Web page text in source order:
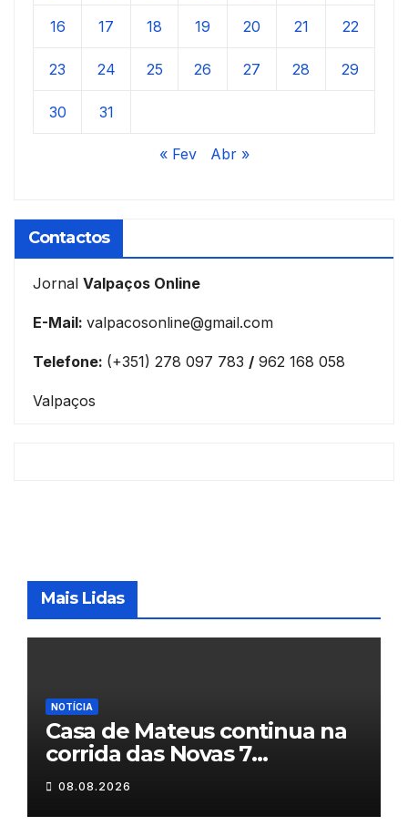
16 17 18 19 20 21 22
23 24 25 26 27 28 29
30 31
« Fev Abr »
Contactos
Jornal Valpaços Online
E-Mail: valpacosonline@gmail.com
Telefone: (+351) 278 097 783 / 962 168 058
Valpaços
Mais Lidas
NOTÍCIA
Casa de Mateus continua na
corrida das Novas 7
Maravilhas de Portugal
08.08.2026